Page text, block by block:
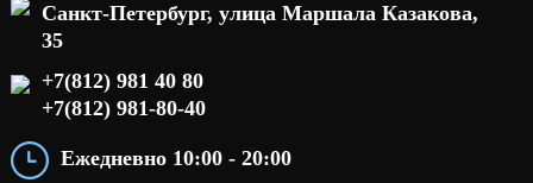
Санкт-Петербург, улица Маршала Казакова,
35
+7(812) 981 40 80
+7(812) 981-80-40
Ежедневно 10:00 - 20:00